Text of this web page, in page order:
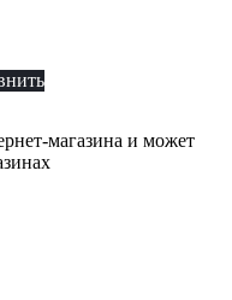
магазина и может